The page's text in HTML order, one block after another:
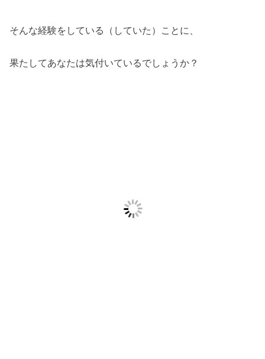
そんな経験をしている（していた）ことに、
果たしてあなたは気付いているでしょうか？